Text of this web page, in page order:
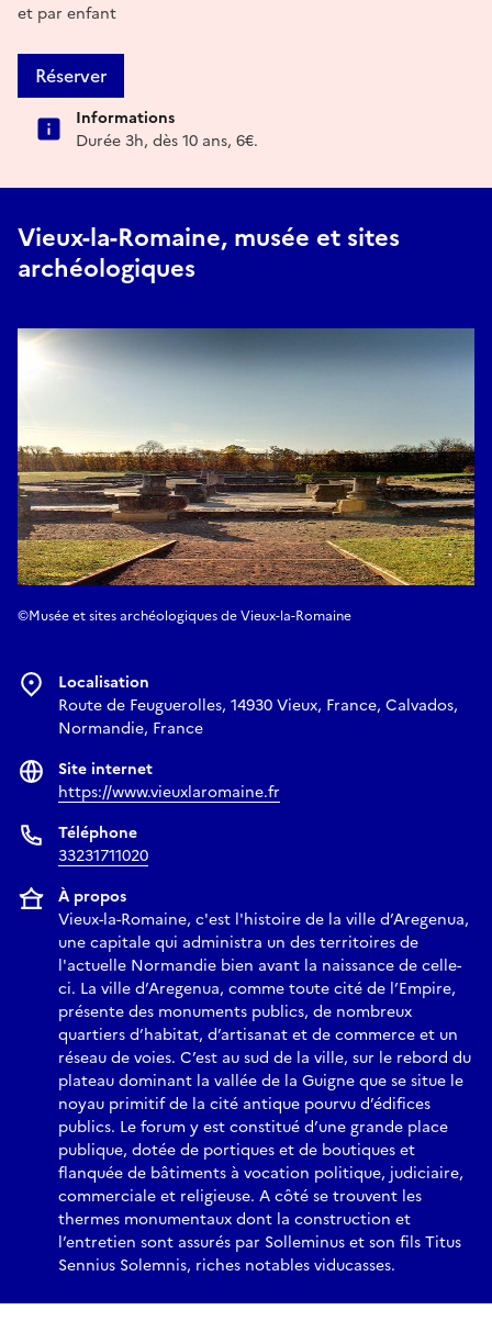
et par enfant
Réserver
Informations
Durée 3h, dès 10 ans, 6€.
Vieux-la-Romaine, musée et sites
archéologiques
©Musée et sites archéologiques de Vieux-la-Romaine
Localisation
Route de Feuguerolles, 14930 Vieux, France, Calvados,
Normandie, France
Site internet
https://www.vieuxlaromaine.fr
Téléphone
33231711020
À propos
Vieux-la-Romaine, c'est l'histoire de la ville d’Aregenua,
une capitale qui administra un des territoires de
l'actuelle Normandie bien avant la naissance de celle-
ci. La ville d’Aregenua, comme toute cité de l’Empire,
présente des monuments publics, de nombreux
quartiers d’habitat, d’artisanat et de commerce et un
réseau de voies. C’est au sud de la ville, sur le rebord du
plateau dominant la vallée de la Guigne que se situe le
noyau primitif de la cité antique pourvu d’édifices
publics. Le forum y est constitué d’une grande place
publique, dotée de portiques et de boutiques et
flanquée de bâtiments à vocation politique, judiciaire,
commerciale et religieuse. A côté se trouvent les
thermes monumentaux dont la construction et
l’entretien sont assurés par Solleminus et son fils Titus
Sennius Solemnis, riches notables viducasses.